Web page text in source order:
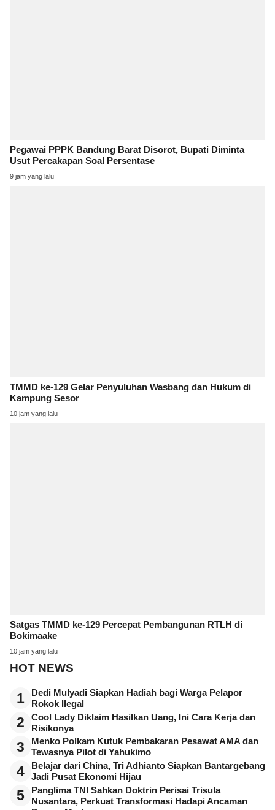
Pegawai PPPK Bandung Barat Disorot, Bupati Diminta
Usut Percakapan Soal Persentase
9 jam yang lalu
TMMD ke-129 Gelar Penyuluhan Wasbang dan Hukum di
Kampung Sesor
10 jam yang lalu
Satgas TMMD ke-129 Percepat Pembangunan RTLH di
Bokimaake
10 jam yang lalu
HOT NEWS
1
Dedi Mulyadi Siapkan Hadiah bagi Warga Pelapor
Rokok Ilegal
2
Cool Lady Diklaim Hasilkan Uang, Ini Cara Kerja dan
Risikonya
3
Menko Polkam Kutuk Pembakaran Pesawat AMA dan
Tewasnya Pilot di Yahukimo
4
Belajar dari China, Tri Adhianto Siapkan Bantargebang
Jadi Pusat Ekonomi Hijau
5
Panglima TNI Sahkan Doktrin Perisai Trisula
Nusantara, Perkuat Transformasi Hadapi Ancaman